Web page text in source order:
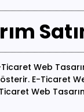
Ticaret Web
E-Ticaret
Web